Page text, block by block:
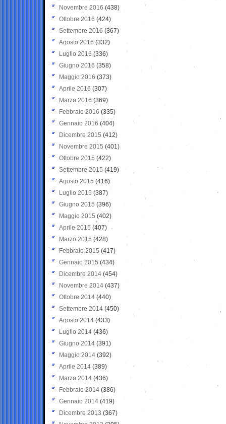
Novembre 2016 (438)
Ottobre 2016 (424)
Settembre 2016 (367)
Agosto 2016 (332)
Luglio 2016 (336)
Giugno 2016 (358)
Maggio 2016 (373)
Aprile 2016 (307)
Marzo 2016 (369)
Febbraio 2016 (335)
Gennaio 2016 (404)
Dicembre 2015 (412)
Novembre 2015 (401)
Ottobre 2015 (422)
Settembre 2015 (419)
Agosto 2015 (416)
Luglio 2015 (387)
Giugno 2015 (396)
Maggio 2015 (402)
Aprile 2015 (407)
Marzo 2015 (428)
Febbraio 2015 (417)
Gennaio 2015 (434)
Dicembre 2014 (454)
Novembre 2014 (437)
Ottobre 2014 (440)
Settembre 2014 (450)
Agosto 2014 (433)
Luglio 2014 (436)
Giugno 2014 (391)
Maggio 2014 (392)
Aprile 2014 (389)
Marzo 2014 (436)
Febbraio 2014 (386)
Gennaio 2014 (419)
Dicembre 2013 (367)